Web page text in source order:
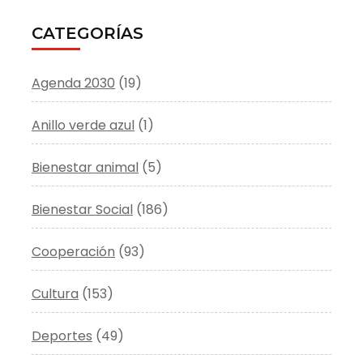
CATEGORÍAS
Agenda 2030 (19)
Anillo verde azul (1)
Bienestar animal (5)
Bienestar Social (186)
Cooperación (93)
Cultura (153)
Deportes (49)